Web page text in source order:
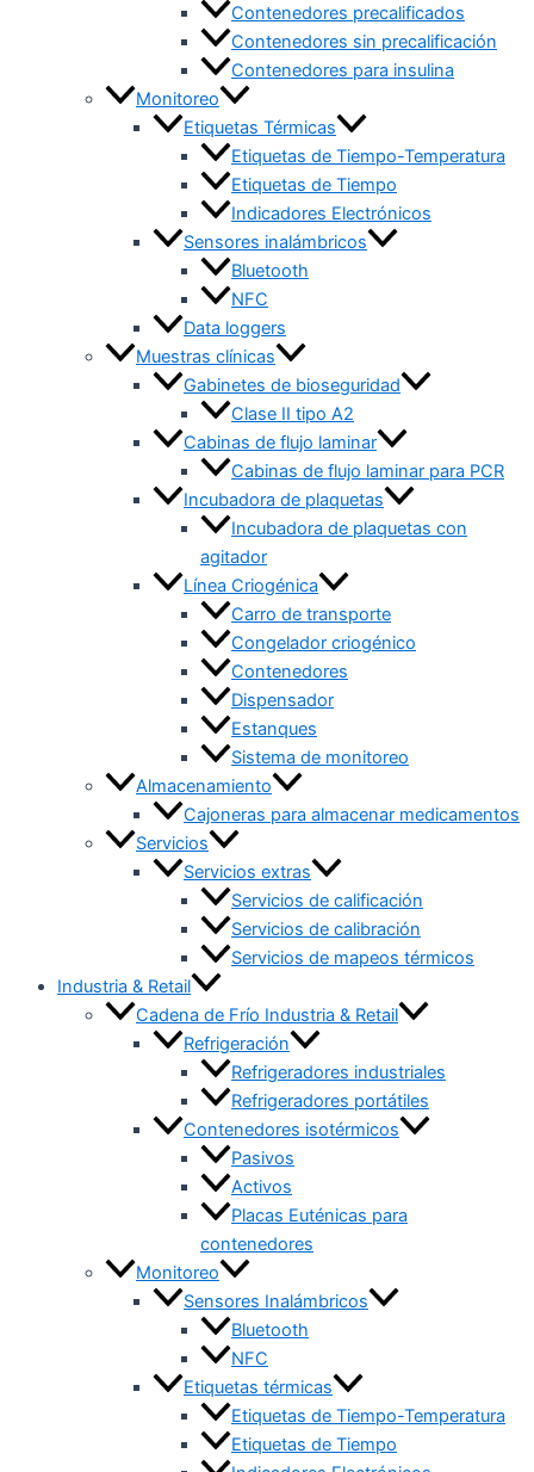
Contenedores precalificados
Contenedores sin precalificación
Contenedores para insulina
Monitoreo
Etiquetas Térmicas
Etiquetas de Tiempo-Temperatura
Etiquetas de Tiempo
Indicadores Electrónicos
Sensores inalámbricos
Bluetooth
NFC
Data loggers
Muestras clínicas
Gabinetes de bioseguridad
Clase II tipo A2
Cabinas de flujo laminar
Cabinas de flujo laminar para PCR
Incubadora de plaquetas
Incubadora de plaquetas con
agitador
Línea Criogénica
Carro de transporte
Congelador criogénico
Contenedores
Dispensador
Estanques
Sistema de monitoreo
Almacenamiento
Cajoneras para almacenar medicamentos
Servicios
Servicios extras
Servicios de calificación
Servicios de calibración
Servicios de mapeos térmicos
Industria & Retail
Cadena de Frío Industria & Retail
Refrigeración
Refrigeradores industriales
Refrigeradores portátiles
Contenedores isotérmicos
Pasivos
Activos
Placas Euténicas para
contenedores
Monitoreo
Sensores Inalámbricos
Bluetooth
NFC
Etiquetas térmicas
Etiquetas de Tiempo-Temperatura
Etiquetas de Tiempo